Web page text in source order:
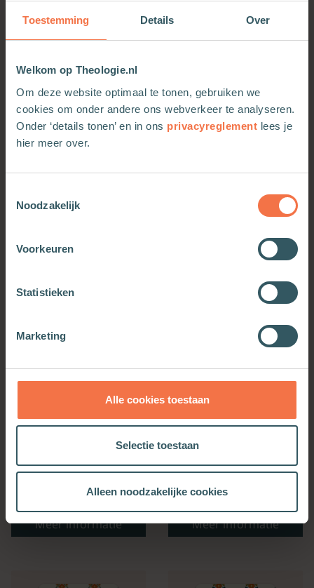
Toestemming Details Over
Welkom op Theologie.nl
Om deze website optimaal te tonen, gebruiken we
cookies om onder andere ons webverkeer te analyseren.
Onder ‘details tonen’ en in ons privacyreglement lees je
hier meer over.
Noodzakelijk
Voorkeuren
Statistieken
Marketing
Alle cookies toestaan
Selectie toestaan
Alleen noodzakelijke cookies
Meer informatie Meer informatie